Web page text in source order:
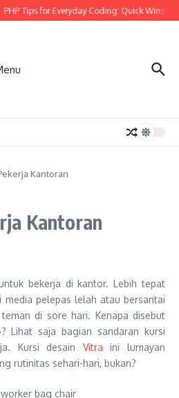
PHP Tips for Everyday Coding: Quick Wins for
Kantoran
Kantoran
bekerja di kantor. Lebih tepat
media pelepas lelah atau bersantai
di sore hari. Kenapa disebut
Lihat saja bagian sandaran kursi
Kursi desain Vitra ini lumayan
rutinitas sehari-hari, bukan?